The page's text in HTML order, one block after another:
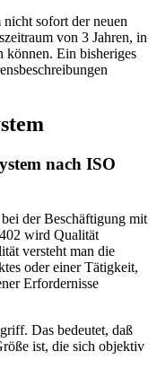
sofort der neuen
von 3 Jahren, in
können. Ein bisheriges
nach ISO
der Beschäftigung mit
wird Qualität
versteht man die
oder einer Tätigkeit,
Erfordernisse
Das bedeutet, daß
ist, die sich objektiv